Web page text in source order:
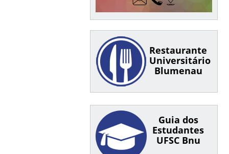
Restaurante
Universitário
Blumenau
Guia dos
Estudantes
UFSC Bnu